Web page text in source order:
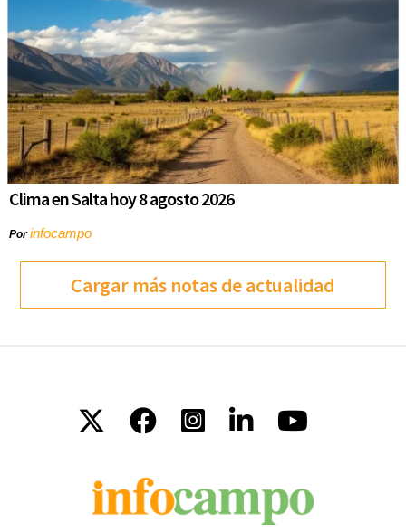
Clima en Salta hoy 8 agosto 2026
Porinfocampo
Cargar más notas de actualidad